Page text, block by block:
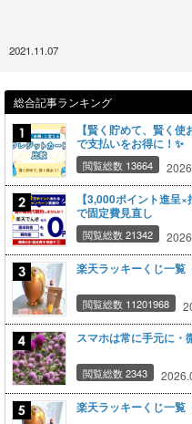
2021.11.07
総合記事ランキング
【賢く貯めて、賢く
で支払いをお得に！✨
閲覧総数 13664
【3,000ポイント進呈
で固定費見直し
閲覧総数 21342
楽天ラッキーくじ一覧
閲覧総数 11201968
スマホは常に手元に・
閲覧総数 2343
楽天ラッキーくじ一覧